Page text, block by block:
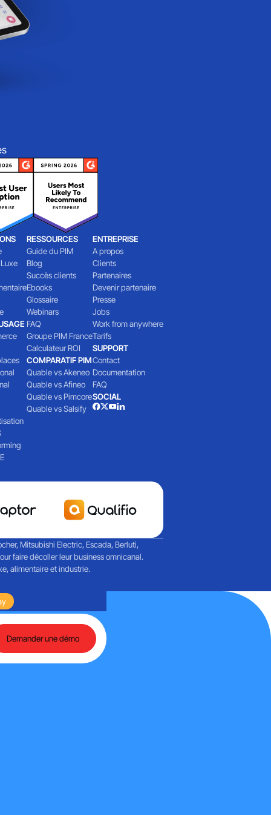
RESSOURCES
Guide du PIM
Blog
Succès clients
Ebooks
Glossaire
Webinars
FAQ
Groupe PIM France
Calculateur ROI
COMPARATIF PIM
Quable vs Akeneo
Quable vs Afineo
Quable vs Pimcore
Quable vs Salsify
ENTREPRISE
A propos
Clients
Partenaires
Devenir partenaire
Presse
Jobs
Work from anywhere
Tarifs
SUPPORT
Contact
Documentation
FAQ
SOCIAL
Mitsubishi Electric, Escada, Berluti,
faire décoller leur business omnicanal.
alimentaire et industrie.
et de l'IA agentique Retours sur une journée riche en échanges autour
Demander une démo